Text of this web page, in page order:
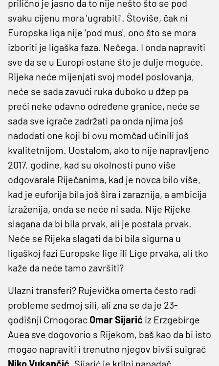
prilično je jasno da to nije nešto što se pod
svaku cijenu mora 'ugrabiti'. Štoviše, čak ni
Europska liga nije 'pod mus', ono što se mora
izboriti je ligaška faza. Nečega. I onda napraviti
sve da se u Europi ostane što je dulje moguće.
Rijeka neće mijenjati svoj model poslovanja,
neće se sada zavući ruka duboko u džep pa
preći neke odavno određene granice, neće se
sada sve igrače zadržati pa onda njima još
nadodati one koji bi ovu momčad učinili još
kvalitetnijom. Uostalom, ako to nije napravljeno
2017. godine, kad su okolnosti puno više
odgovarale Riječanima, kad je novca bilo više,
kad je euforija bila još šira i zaraznija, a ambicija
izraženija, onda se neće ni sada. Nije Rijeke
slagana da bi bila prvak, ali je postala prvak.
Neće se Rijeka slagati da bi bila sigurna u
ligaškoj fazi Europske lige ili Lige prvaka, ali tko
kaže da neće tamo završiti?
Ulazni transferi? Rujevička omerta često radi
probleme sedmoj sili, ali zna se da je 23-
godišnji Crnogorac OmarSijarić iz Erzgebirge
Auea sve dogovorio s Rijekom, baš kao da bi isto
mogao napraviti i trenutno njegov bivši suigrač
NikoVukančić. Sijarić je krilni napadač